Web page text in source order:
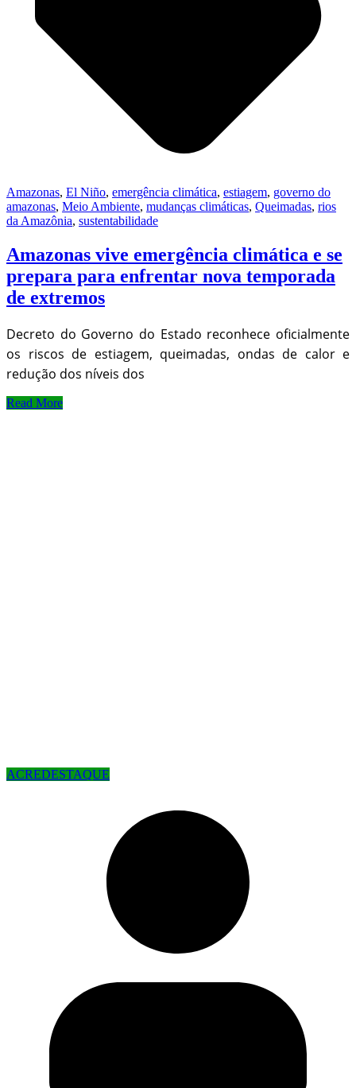
Amazonas, El Niño, emergência climática, estiagem, governo do
amazonas, Meio Ambiente, mudanças climáticas, Queimadas, rios
da Amazônia, sustentabilidade
Amazonas vive emergência climática e se
prepara para enfrentar nova temporada
de extremos
Decreto do Governo do Estado reconhece oficialmente
os riscos de estiagem, queimadas, ondas de calor e
redução dos níveis dos
Read More
ACREDESTAQUE